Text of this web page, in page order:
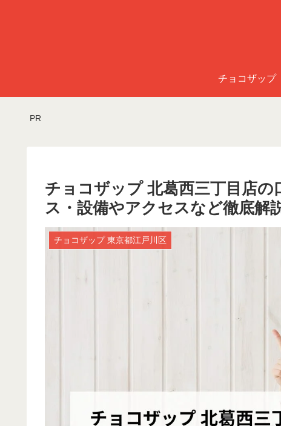
チョコザップ
PR
チョコザップ 北葛西三丁目店
ス・設備やアクセスなど徹底解
チョコザップ 東京都江戸川区